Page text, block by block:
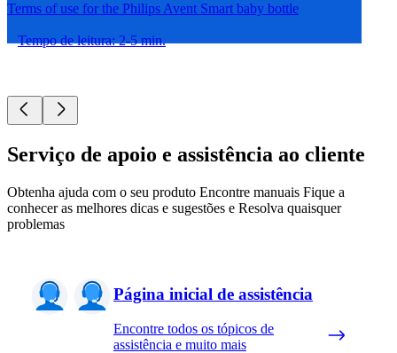
Terms of use for the Philips Avent Smart baby bottle
Tempo de leitura: 2-5 min.
Serviço de apoio e assistência ao cliente
Obtenha ajuda com o seu produto Encontre manuais Fique a
conhecer as melhores dicas e sugestões e Resolva quaisquer
problemas
Página inicial de assistência
Encontre todos os tópicos de
assistência e muito mais